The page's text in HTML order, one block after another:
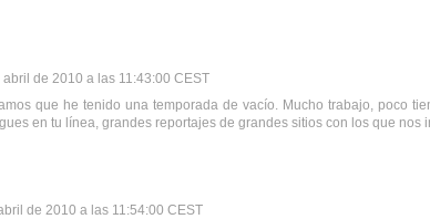
abril de 2010 a las 11:43:00 CEST
que he tenido una temporada de vacío. Mucho trabajo, poco
en tu línea, grandes reportajes de grandes sitios con los que nos
de 2010 a las 11:54:00 CEST